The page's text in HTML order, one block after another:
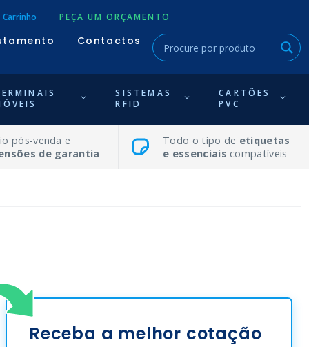
Carrinho PEÇA UM ORÇAMENTO
Contactos
SISTEMAS
RFID
CARTÕES
PVC
pós-venda e
de garantia
Todo o tipo de etiquetas
e essenciais compatíveis
Receba a melhor cotação